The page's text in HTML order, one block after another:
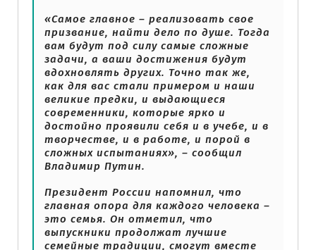
«Самое главное – реализовать свое
призвание, найти дело по душе. Тогда
вам будут под силу самые сложные
задачи, а ваши достижения будут
вдохновлять других. Точно так же,
как для вас стали примером и наши
великие предки, и выдающиеся
современники, которые ярко и
достойно проявили себя и в учебе, и в
творчестве, и в работе, и порой в
сложных испытаниях», – сообщил
Владимир Путин.
Президент России напомнил, что
главная опора для каждого человека –
это семья. Он отметил, что
выпускники продолжат лучшие
семейные традиции, смогут вместе